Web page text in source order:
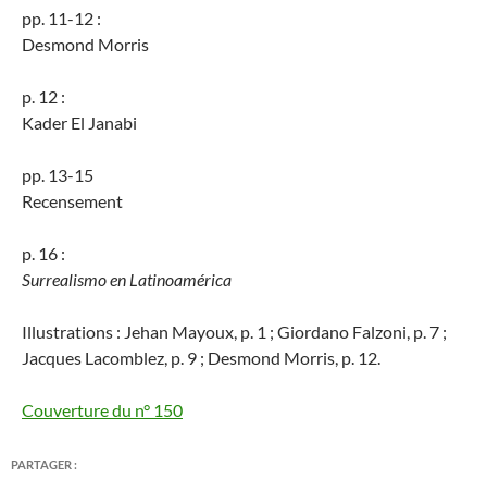
pp. 11-12 :
Desmond Morris
p. 12 :
Kader El Janabi
pp. 13-15
Recensement
p. 16 :
Surrealismo en Latinoamérica
Illustrations : Jehan Mayoux, p. 1 ; Giordano Falzoni, p. 7 ;
Jacques Lacomblez, p. 9 ; Desmond Morris, p. 12.
Couverture du n° 150
PARTAGER :